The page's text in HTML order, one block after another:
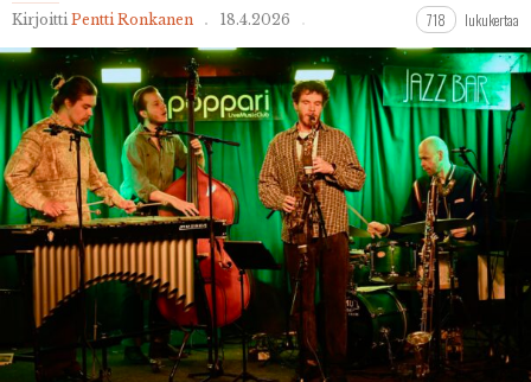
Kirjoitti Pentti Ronkanen 18.4.2026 718 lukukertaa